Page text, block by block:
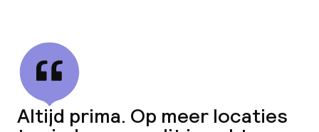
Altijd prima. Op meer locaties